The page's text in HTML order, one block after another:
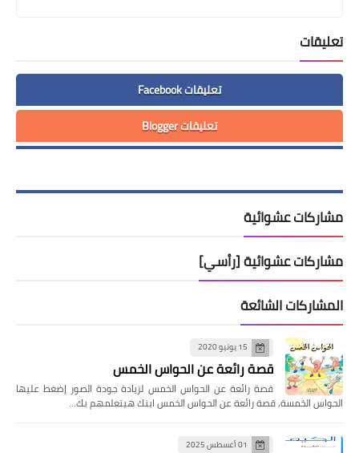
تعليقات
تعليقات Facebook
تعليقات Blogger
مشاركات عشوائية
مشاركات عشوائية [رأسي]
المشاركات الشائعة
15 يونيو 2020
قصة رائعة عن الحواس الخمس
قصة رائعة عن الحواس الخمس لزيادة جودة الصور إضغط عليها
الحواس الخمسة, قصة رائعة عن الحواس الخمس ابنك هيتعلمهم بك…
01 أغسطس 2025